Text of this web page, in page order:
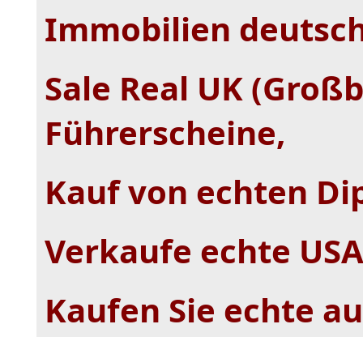
Immobilien
Sale Real UK
Führerscheine,
Kauf von echten
Verkaufe echte
Kaufen Sie echte